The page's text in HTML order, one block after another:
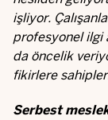
işliyor.
profesyonel ilgi
da öncelik
fikirlere
Serbest